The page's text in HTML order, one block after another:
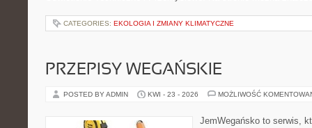
CATEGORIES: EKOLOGIA I ZMIANY KLIMATYCZNE
PRZEPISY WEGAŃSKIE
POSTED BY ADMIN KWI - 23 - 2026 MOŻLIWOŚĆ
JemWegańsko to serwis,